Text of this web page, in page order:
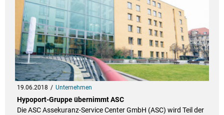
19.06.2018 Unternehmen
Hypoport-Gruppe übernimmt ASC
Die ASC Assekuranz-Service Center GmbH (ASC) wird Teil der